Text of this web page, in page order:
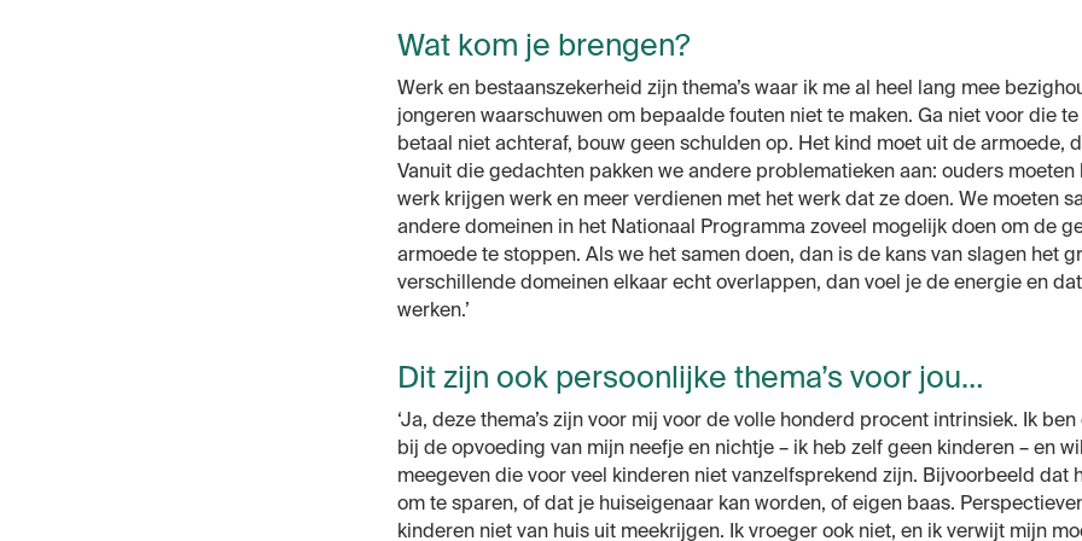
Wat kom je brengen?
Werk en bestaanszekerheid zijn thema’s waar ik me al heel lang mee
jongeren waarschuwen om bepaalde fouten niet te maken. Ga niet voor die
betaal niet achteraf, bouw geen schulden op. Het kind moet uit de armoede,
Vanuit die gedachten pakken we andere problematieken aan: ouders moeten
werk krijgen werk en meer verdienen met het werk dat ze doen. We moeten
andere domeinen in het Nationaal Programma zoveel mogelijk doen om de
armoede te stoppen. Als we het samen doen, dan is de kans van slagen het
verschillende domeinen elkaar echt overlappen, dan voel je de energie en
werken.’
Dit zijn ook persoonlijke thema’s voor jou…
‘Ja, deze thema’s zijn voor mij voor de volle honderd procent intrinsiek. Ik
bij de opvoeding van mijn neefje en nichtje – ik heb zelf geen kinderen – en
meegeven die voor veel kinderen niet vanzelfsprekend zijn. Bijvoorbeeld dat
om te sparen, of dat je huiseigenaar kan worden, of eigen baas.
kinderen niet van huis uit meekrijgen. Ik vroeger ook niet, en ik verwijt mijn